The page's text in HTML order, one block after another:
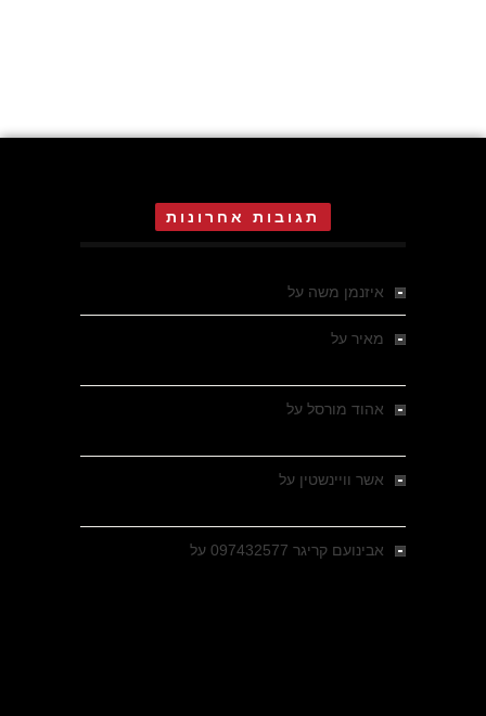
תגובות אחרונות
איזנמן משה על
מאיר על
אהוד מורסל על
אשר וויינשטין על
אבינועם קריגר 097432577 על